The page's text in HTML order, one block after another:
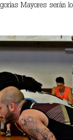
Mayores serán